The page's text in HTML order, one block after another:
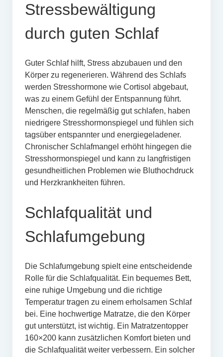
Stressbewältigung
durch guten Schlaf
Guter Schlaf hilft, Stress abzubauen und den
Körper zu regenerieren. Während des Schlafs
werden Stresshormone wie Cortisol abgebaut,
was zu einem Gefühl der Entspannung führt.
Menschen, die regelmäßig gut schlafen, haben
niedrigere Stresshormonspiegel und fühlen sich
tagsüber entspannter und energiegeladener.
Chronischer Schlafmangel erhöht hingegen die
Stresshormonspiegel und kann zu langfristigen
gesundheitlichen Problemen wie Bluthochdruck
und Herzkrankheiten führen.
Schlafqualität und
Schlafumgebung
Die Schlafumgebung spielt eine entscheidende
Rolle für die Schlafqualität. Ein bequemes Bett,
eine ruhige Umgebung und die richtige
Temperatur tragen zu einem erholsamen Schlaf
bei. Eine hochwertige Matratze, die den Körper
gut unterstützt, ist wichtig. Ein Matratzentopper
160×200 kann zusätzlichen Komfort bieten und
die Schlafqualität weiter verbessern. Ein solcher